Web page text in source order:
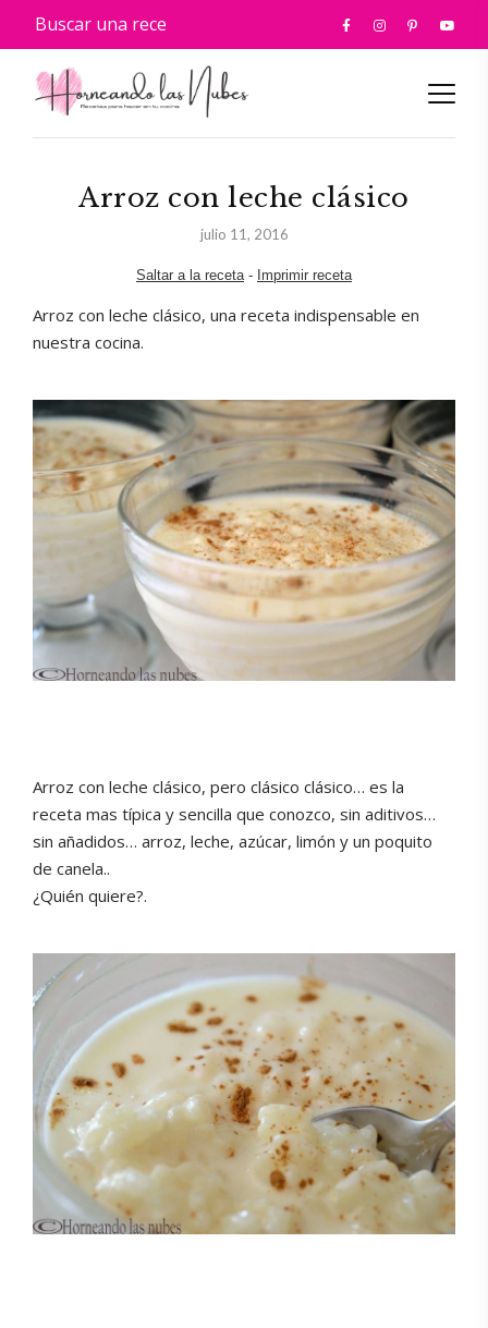
Arroz con leche clásico
julio 11, 2016
Saltar a la receta- Imprimir receta
Arroz con leche clásico, una receta indispensable en
nuestra cocina.
Arroz con leche clásico, pero clásico clásico… es la
receta mas típica y sencilla que conozco, sin aditivos…
sin añadidos… arroz, leche, azúcar, limón y un poquito
de canela..
¿Quién quiere?.